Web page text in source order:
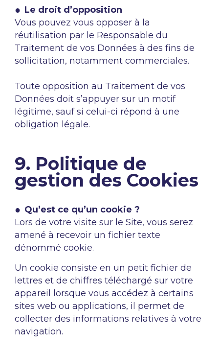
Le droit d’opposition
Vous pouvez vous opposer à la
réutilisation par le Responsable du
Traitement de vos Données à des fins de
sollicitation, notamment commerciales.
Toute opposition au Traitement de vos
Données doit s’appuyer sur un motif
légitime, sauf si celui-ci répond à une
obligation légale.
9. Politique de
gestion des Cookies
Qu’est ce qu’un cookie ?
Lors de votre visite sur le Site, vous serez
amené à recevoir un fichier texte
dénommé cookie.
Un cookie consiste en un petit fichier de
lettres et de chiffres téléchargé sur votre
appareil lorsque vous accédez à certains
sites web ou applications, il permet de
collecter des informations relatives à votre
navigation.